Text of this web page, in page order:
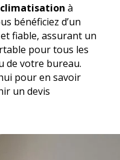
à
bénéficiez d’un
fiable, assurant un
pour tous les
de votre bureau.
pour en savoir
un devis